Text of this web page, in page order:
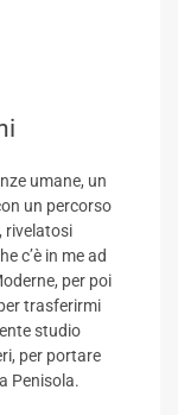
umane, un
un percorso
rivelatosi
c’è in me ad
per poi
trasferirmi
studio
per portare
Penisola.